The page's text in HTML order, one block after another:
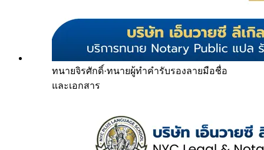
ทนายจิรศักดิ์·ทนายผู้ทำคำรับรองลายมือชื่อ
และเอกสาร